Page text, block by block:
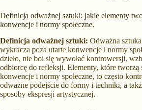
Definicja odważnej sztuki: jakie elementy
konwencje i normy społeczne.
Definicja odważnej sztuki: Odważna
wykracza poza utarte konwencje i normy
dzieło, nie boi się wywołać kontrowersji,
odbiorcę do refleksji. Elementy, które tworzą
konwencje i normy społeczne, to często
odważne podejście do formy i techniki, a
sposoby ekspresji artystycznej.